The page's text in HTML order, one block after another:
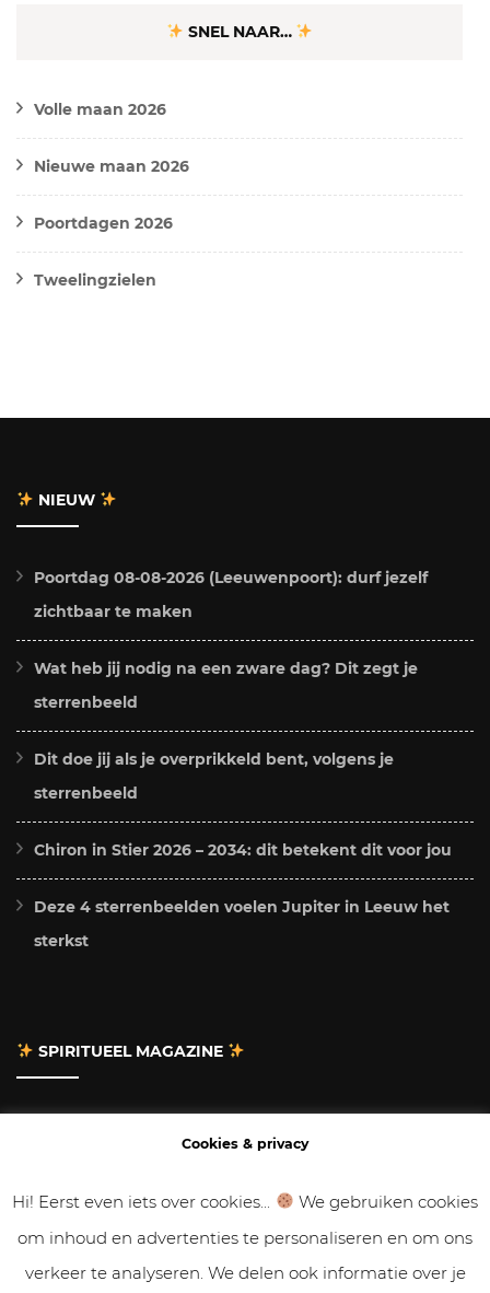
SNEL NAAR…
Volle maan 2026
Nieuwe maan 2026
Poortdagen 2026
Tweelingzielen
NIEUW
Poortdag 08-08-2026 (Leeuwenpoort): durf jezelf
zichtbaar te maken
Wat heb jij nodig na een zware dag? Dit zegt je
sterrenbeeld
Dit doe jij als je overprikkeld bent, volgens je
sterrenbeeld
Chiron in Stier 2026 – 2034: dit betekent dit voor jou
Deze 4 sterrenbeelden voelen Jupiter in Leeuw het
sterkst
SPIRITUEEL MAGAZINE
Gastbloggen
Cookies & privacy
Hi! Eerst even iets over cookies...
We gebruiken cookies
om inhoud en advertenties te personaliseren en om ons
verkeer te analyseren. We delen ook informatie over je